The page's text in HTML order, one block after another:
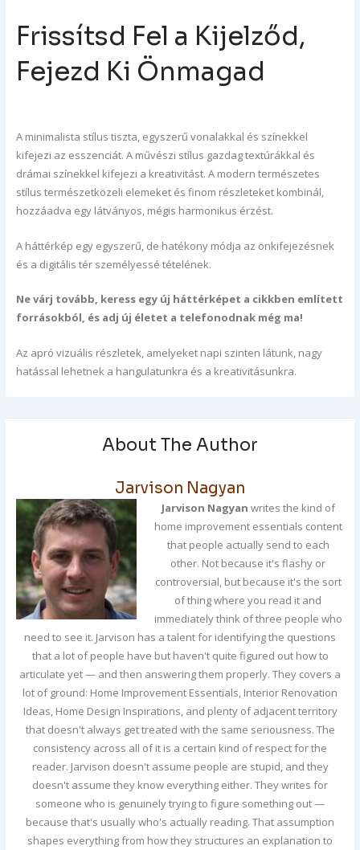
Frissítsd Fel a Kijelződ,
Fejezd Ki Önmagad
A minimalista stílus tiszta, egyszerű vonalakkal és színekkel
kifejezi az esszenciát. A művészi stílus gazdag textúrákkal és
drámai színekkel kifejezi a kreativitást. A modern természetes
stílus természetközeli elemeket és finom részleteket kombinál,
hozzáadva egy látványos, mégis harmonikus érzést.
A háttérkép egy egyszerű, de hatékony módja az önkifejezésnek
és a digitális tér személyessé tételének.
Ne várj tovább, keress egy új háttérképet a cikkben említett
forrásokból, és adj új életet a telefonodnak még ma!
Az apró vizuális részletek, amelyeket napi szinten látunk, nagy
hatással lehetnek a hangulatunkra és a kreativitásunkra.
About The Author
Jarvison Nagyan
Jarvison Nagyan writes the kind of
home improvement essentials content
that people actually send to each
other. Not because it's flashy or
controversial, but because it's the sort
of thing where you read it and
immediately think of three people who
need to see it. Jarvison has a talent for identifying the questions
that a lot of people have but haven't quite figured out how to
articulate yet — and then answering them properly. They covers a
lot of ground: Home Improvement Essentials, Interior Renovation
Ideas, Home Design Inspirations, and plenty of adjacent territory
that doesn't always get treated with the same seriousness. The
consistency across all of it is a certain kind of respect for the
reader. Jarvison doesn't assume people are stupid, and they
doesn't assume they know everything either. They writes for
someone who is genuinely trying to figure something out —
because that's usually who's actually reading. That assumption
shapes everything from how they structures an explanation to